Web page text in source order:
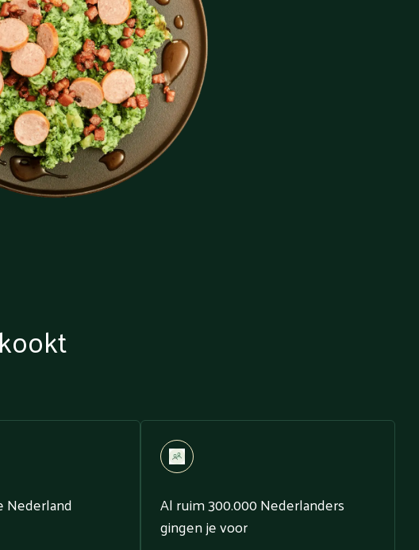
Nederland
Al ruim 300.000 Nederlanders
gingen je voor